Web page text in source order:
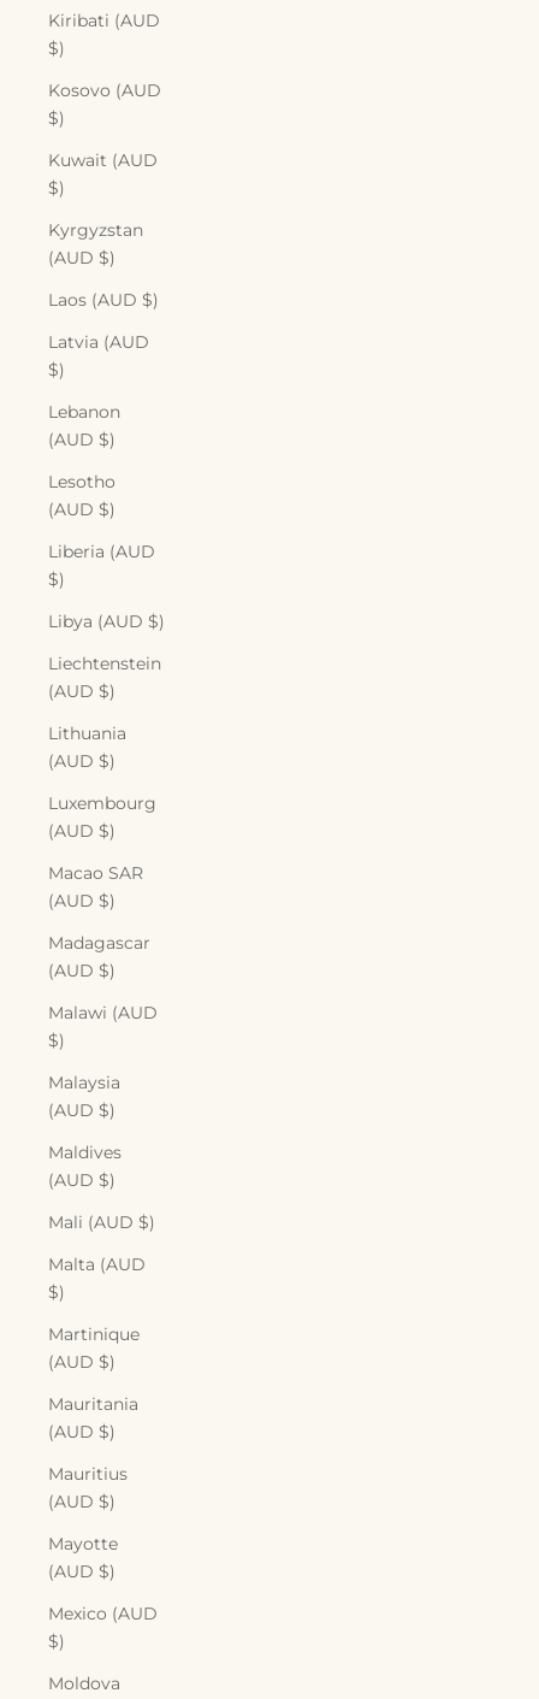
Kiribati (AUD
$)
Kosovo (AUD
$)
Kuwait (AUD
$)
Kyrgyzstan
(AUD $)
Laos (AUD $)
Latvia (AUD
$)
Lebanon
(AUD $)
Lesotho
(AUD $)
Liberia (AUD
$)
Libya (AUD $)
Liechtenstein
(AUD $)
Lithuania
(AUD $)
Luxembourg
(AUD $)
Macao SAR
(AUD $)
Madagascar
(AUD $)
Malawi (AUD
$)
Malaysia
(AUD $)
Maldives
(AUD $)
Mali (AUD $)
Malta (AUD
$)
Martinique
(AUD $)
Mauritania
(AUD $)
Mauritius
(AUD $)
Mayotte
(AUD $)
Mexico (AUD
$)
Moldova